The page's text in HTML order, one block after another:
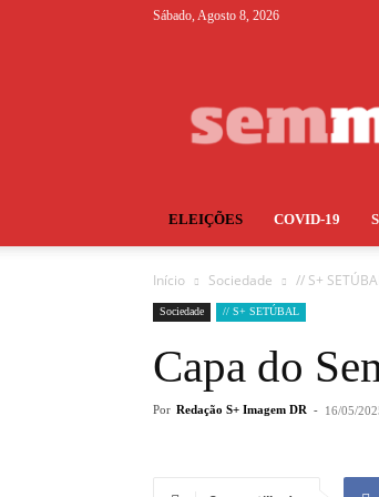
Sábado, Agosto 8, 2026
ELEIÇÕES COVID-19
Início Sociedade // S+
Sociedade // S+ SETÚBAL
Capa do
Por Redação S+ Imagem DR - 16/05/